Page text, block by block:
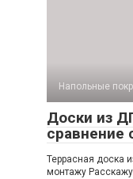
Напольные
Доски из
сравнение
Террасная доска
монтажу